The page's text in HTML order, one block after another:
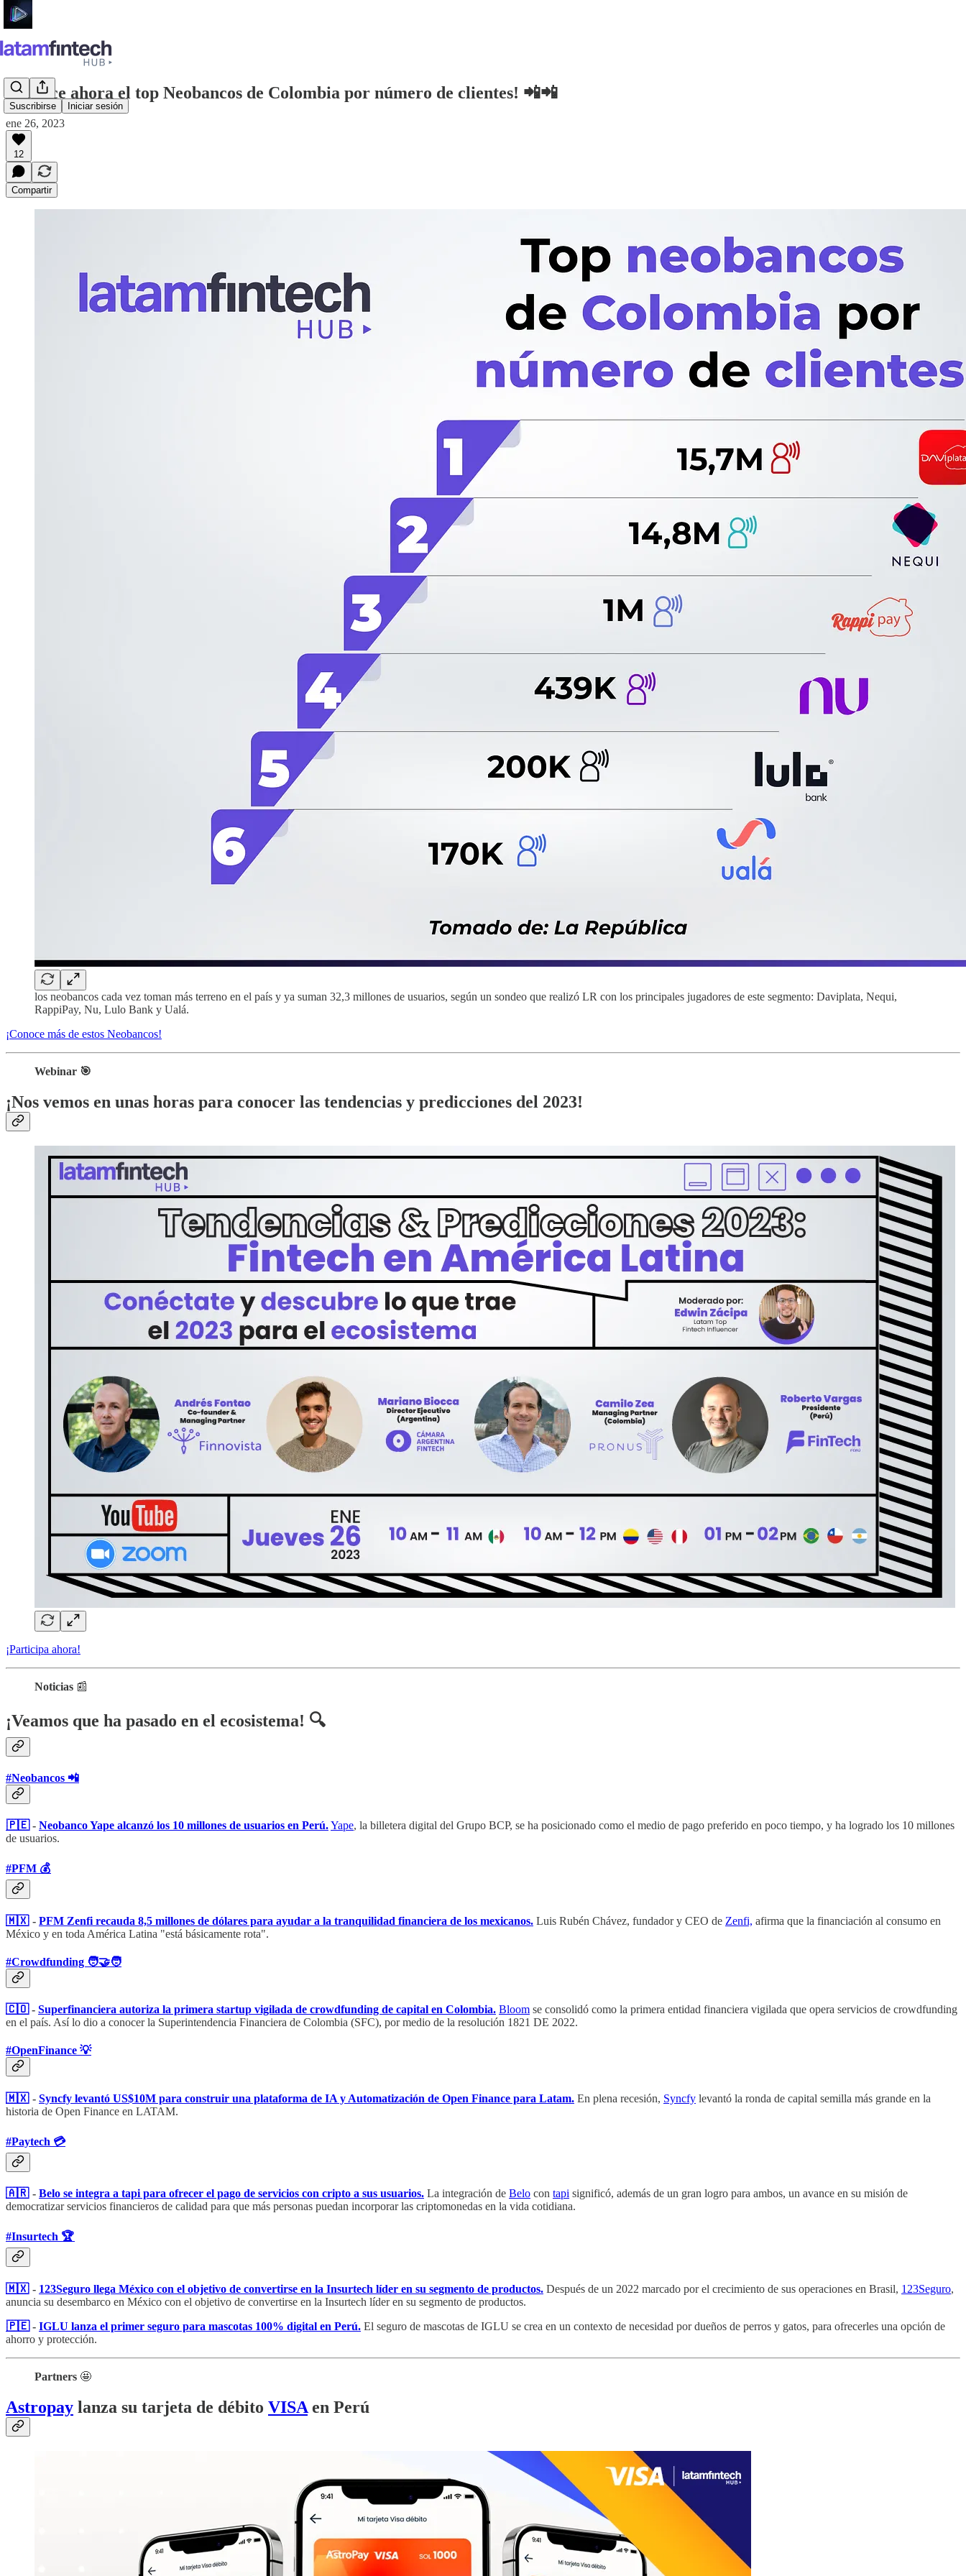
Suscribirse Iniciar sesión
¡Conoce ahora el top Neobancos de Colombia por número de clientes! 📲📲
ene 26, 2023
12
Compartir
los neobancos cada vez toman más terreno en el país y ya suman 32,3 millones de usuarios, según un sondeo que realizó LR con los principales jugadores de este segmento: Daviplata, Nequi,
RappiPay, Nu, Lulo Bank y Ualá.
¡Conoce más de estos Neobancos!
Webinar 🎯
¡Nos vemos en unas horas para conocer las tendencias y predicciones del 2023!
¡Participa ahora!
Noticias 📰
¡Veamos que ha pasado en el ecosistema! 🔍
#Neobancos 📲
🇵🇪- Neobanco Yape alcanzó los 10 millones de usuarios en Perú.Yape, la billetera digital del Grupo BCP, se ha posicionado como el medio de pago preferido en poco tiempo, y ha logrado los 10 millones
de usuarios.
#PFM 💰
🇲🇽- PFM Zenfi recauda 8,5 millones de dólares para ayudar a la tranquilidad financiera de los mexicanos. Luis Rubén Chávez, fundador y CEO de Zenfi, afirma que la financiación al consumo en
México y en toda América Latina "está básicamente rota".
#Crowdfunding 🧑‍🤝‍🧑
🇨🇴- Superfinanciera autoriza la primera startup vigilada de crowdfunding de capital en Colombia. Bloom se consolidó como la primera entidad financiera vigilada que opera servicios de crowdfunding
en el país. Así lo dio a conocer la Superintendencia Financiera de Colombia (SFC), por medio de la resolución 1821 DE 2022.
#OpenFinance 💡
🇲🇽- Syncfy levantó US$10M para construir una plataforma de IA y Automatización de Open Finance para Latam. En plena recesión, Syncfy levantó la ronda de capital semilla más grande en la
historia de Open Finance en LATAM.
#Paytech 💳
🇦🇷- Belo se integra a tapi para ofrecer el pago de servicios con cripto a sus usuarios. La integración de Belo con tapi significó, además de un gran logro para ambos, un avance en su misión de
democratizar servicios financieros de calidad para que más personas puedan incorporar las criptomonedas en la vida cotidiana.
#Insurtech 🏆
🇲🇽- 123Seguro llega México con el objetivo de convertirse en la Insurtech líder en su segmento de productos. Después de un 2022 marcado por el crecimiento de sus operaciones en Brasil, 123Seguro,
anuncia su desembarco en México con el objetivo de convertirse en la Insurtech líder en su segmento de productos.
🇵🇪- IGLU lanza el primer seguro para mascotas 100% digital en Perú. El seguro de mascotas de IGLU se crea en un contexto de necesidad por dueños de perros y gatos, para ofrecerles una opción de
ahorro y protección.
Partners 🤩
Astropay lanza su tarjeta de débito VISA en Perú